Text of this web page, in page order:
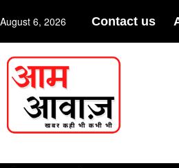
August 6, 2026 Contact us